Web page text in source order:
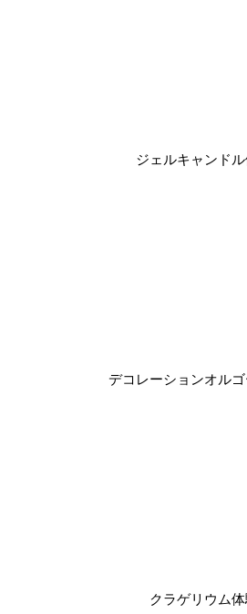
ジェルキャンド
デコレーションオル
クラゲリウム